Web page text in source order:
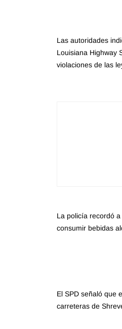
Las autoridades
Louisiana Highway
violaciones de las
La policía recordó
consumir bebidas
El SPD señaló que
carreteras de